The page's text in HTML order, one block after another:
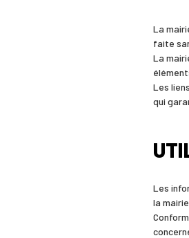
La
faite
La
Les
qui
Les
la